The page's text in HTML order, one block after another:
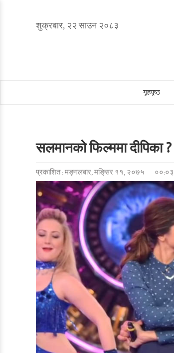
शुक्रबार, २२ साउन २०८३
गृहपृष्ठ
सलमानको फिल्ममा दीपिका ?
प्रकाशित : मङ्गलबार, मङि्सर ११, २०७५ ००:०३